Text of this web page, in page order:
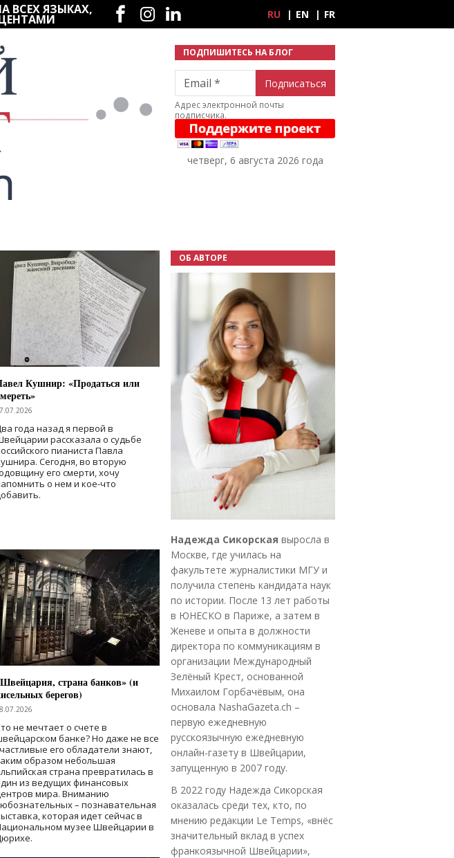
ВСЕХ ЯЗЫКАХ, Социальные сети
RU EN FR
ПОДПИШИТЕСЬ НА БЛОГ
Email
Адрес электронной почты
подписчика.
четверг, 6 августа 2026 года
Кушнир: «Продаться или
года назад я первой в
рассказала о судьбе
пианиста Павла
Сегодня, во вторую
его смерти, хочу
о нем и кое-что
страна банков» (и
берегов)
не мечтает о счете в
банке? Но даже не все
его обладатели знают,
образом небольшая
страна превратилась в
из ведущих финансовых
мира. Вниманию
– познавательная
которая идет сейчас в
музее Швейцарии в
ОБ АВТОРЕ
Надежда Сикорская выросла в
Москве, где училась на
факультете журналистики МГУ и
получила степень кандидата наук
по истории. После 13 лет работы
в ЮНЕСКО в Париже, а затем в
Женеве и опыта в должности
директора по коммуникациям в
организации Международный
Зелёный Крест, основанной
Михаилом Горбачёвым, она
основала NashaGazeta.ch –
первую ежедневную
русскоязычную ежедневную
онлайн-газету в Швейцарии,
запущенную в 2007 году.
В 2022 году Надежда Сикорская
оказалась среди тех, кто, по
мнению редакции Le Temps, «внёс
значительный вклад в успех
франкоязычной Швейцарии»,